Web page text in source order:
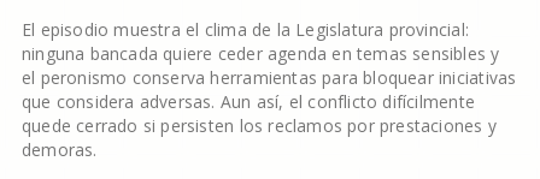
El episodio muestra el clima de la Legislatura provincial:
ninguna bancada quiere ceder agenda en temas sensibles y
el peronismo conserva herramientas para bloquear iniciativas
que considera adversas. Aun así, el conflicto difícilmente
quede cerrado si persisten los reclamos por prestaciones y
demoras.